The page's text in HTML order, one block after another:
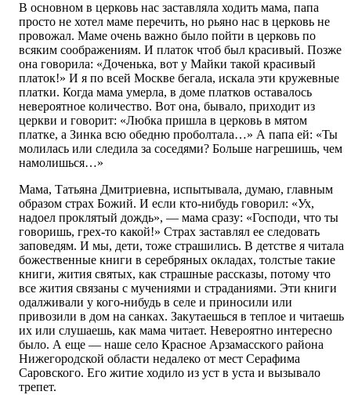
В основном в церковь нас заставляла ходить мама, папа
просто не хотел маме перечить, но рьяно нас в церковь не
провожал. Маме очень важно было пойти в церковь по
всяким соображениям. И платок чтоб был красивый. Позже
она говорила: «Доченька, вот у Майки такой красивый
платок!» И я по всей Москве бегала, искала эти кружевные
платки. Когда мама умерла, в доме платков оставалось
невероятное количество. Вот она, бывало, приходит из
церкви и говорит: «Любка пришла в церковь в мятом
платке, а Зинка всю обедню проболтала…» А папа ей: «Ты
молилась или следила за соседями? Больше нагрешишь, чем
намолишься…»
Мама, Татьяна Дмитриевна, испытывала, думаю, главным
образом страх Божий. И если кто-нибудь говорил: «Ух,
надоел проклятый дождь», — мама сразу: «Господи, что ты
говоришь, грех-то какой!» Страх заставлял ее следовать
заповедям. И мы, дети, тоже страшились. В детстве я читала
божественные книги в серебряных окладах, толстые такие
книги, жития святых, как страшные рассказы, потому что
все жития связаны с мучениями и страданиями. Эти книги
одалживали у кого-нибудь в селе и приносили или
привозили в дом на санках. Закутаешься в теплое и читаешь
их или слушаешь, как мама читает. Невероятно интересно
было. А еще — наше село Красное Арзамасского района
Нижегородской области недалеко от мест Серафима
Саровского. Его житие ходило из уст в уста и вызывало
трепет.